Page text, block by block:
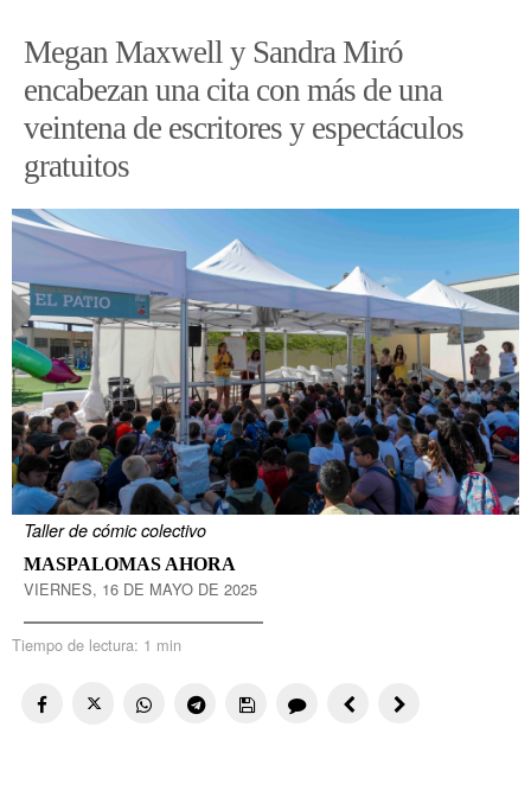
Megan Maxwell y Sandra Miró
encabezan una cita con más de una
veintena de escritores y espectáculos
gratuitos
Taller de cómic colectivo
MASPALOMAS AHORA
VIERNES, 16 DE MAYO DE 2025
Tiempo de lectura: 1 min